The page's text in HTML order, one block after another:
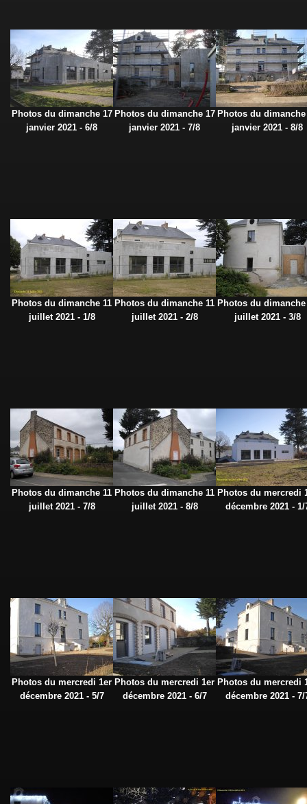
Photos du dimanche 17
janvier 2021 - 6/8
Photos du dimanche 17
janvier 2021 - 7/8
Photos du dimanche
janvier 2021 - 8/8
Photos du dimanche 11
juillet 2021 - 1/8
Photos du dimanche 11
juillet 2021 - 2/8
Photos du dimanche
juillet 2021 - 3/8
Photos du dimanche 11
juillet 2021 - 7/8
Photos du dimanche 11
juillet 2021 - 8/8
Photos du mercredi
décembre 2021 - 1/
Photos du mercredi 1er
décembre 2021 - 5/7
Photos du mercredi 1er
décembre 2021 - 6/7
Photos du mercredi
décembre 2021 - 7/